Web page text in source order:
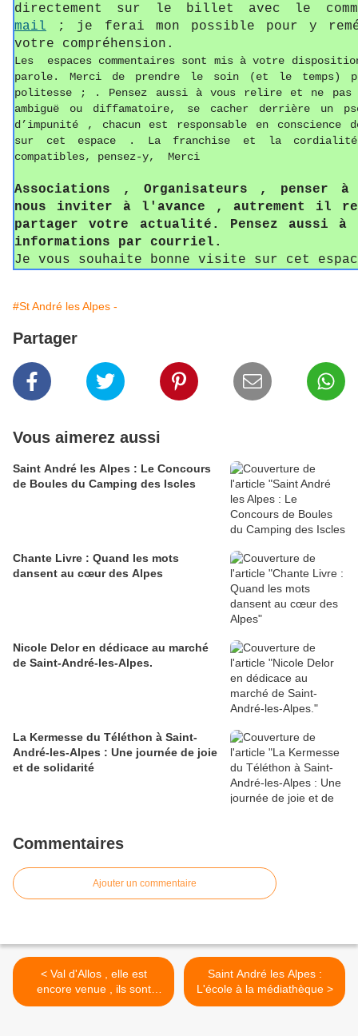
directement sur le billet avec le
mail ; je ferai mon possible pour y
votre compréhension.
Les espaces commentaires sont mis à votre
parole. Merci de prendre le soin (et le temps)
politesse ; . Pensez aussi à vous relire et ne pas
ambiguë ou diffamatoire, se cacher derrière un
d’impunité , chacun est responsable en conscience
sur cet espace . La franchise et la
compatibles, pensez-y, Merci
Associations , Organisateurs , penser
nous inviter à l'avance , autrement il
partager votre actualité. Pensez aussi à
informations par courriel.
Je vous souhaite bonne visite sur cet
#St André les Alpes -
Partager
Vous aimerez aussi
Saint André les Alpes : Le Concours
de Boules du Camping des Iscles
Chante Livre : Quand les mots
dansent au cœur des Alpes
Nicole Delor en dédicace au marché
de Saint-André-les-Alpes.
La Kermesse du Téléthon à Saint-
André-les-Alpes : Une journée de joie
et de solidarité
Commentaires
Ajouter un commentaire
< Val d'Allos , elle est
encore venue , ils sont
heureux et créatifs , ils nous
Saint André les Alpes :
L'école à la médiathèque >